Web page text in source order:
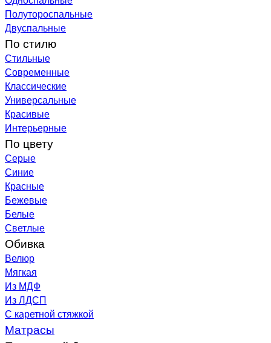
Полутороспальные
Двуспальные
По стилю
Стильные
Современные
Классические
Универсальные
Красивые
Интерьерные
По цвету
Серые
Синие
Красные
Бежевые
Белые
Светлые
Обивка
Велюр
Мягкая
Из МДФ
Из ЛДСП
С каретной стяжкой
Матрасы